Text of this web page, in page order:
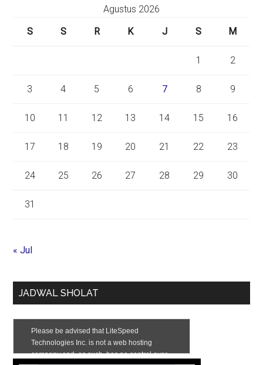
Agustus 2026
S
S R K J S M
1 2
3 4 5 6 7 8 9
10 11 12 13 14 15 16
17 18 19 20 21 22 23
24 25 26 27 28 29 30
31
« Jul
JADWAL SHOLAT